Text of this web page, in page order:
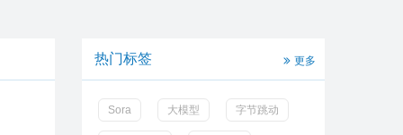
热门标签 更多
Sora 大模型 字节跳动